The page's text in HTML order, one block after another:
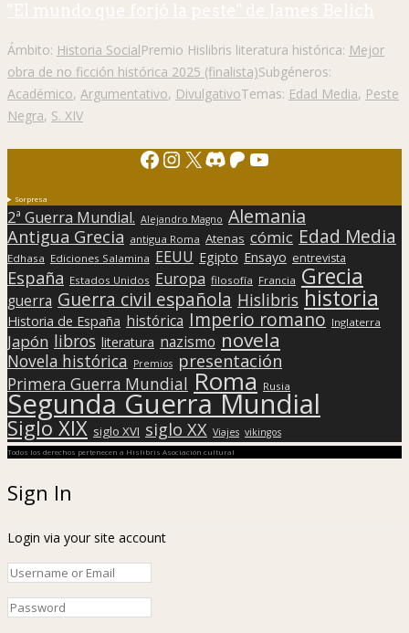
"El mundo que forjó la peste" de James Belich
Ámbito: Historia SocialPremio Hislibris literatura histórica: Mejor
obra de no ficción histórica 2025 (finalista)Subgéneros:
Académico, Argumentativo, DivulgativoTemas: Edad Media, Peste
Negra, S. XIV
Facebook
Instagram
X Discord
Patreon
YouTube
Sorpresa
2ª Guerra Mundial. Alejandro Magno Alemania
Antigua Grecia antigua Roma Atenas cómic Edad Media
Edhasa Ediciones Salamina EEUU Egipto Ensayo entrevista
España Estados Unidos Europa filosofía Francia Grecia
guerra Guerra civil española Hislibris historia
Historia de España histórica Imperio romano Inglaterra
Japón libros literatura nazismo novela
Novela histórica Premios presentación
Primera Guerra Mundial Roma Rusia
Segunda Guerra Mundial
Siglo XIX siglo XVI siglo XX Viajes vikingos
Todos los derechos pertenecen a Hislibris Asociación cultural
Sign In
Login via your site account